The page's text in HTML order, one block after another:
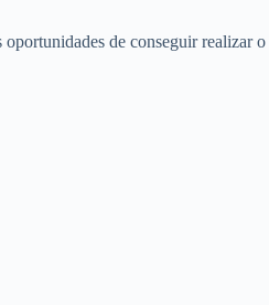
de conseguir realizar o